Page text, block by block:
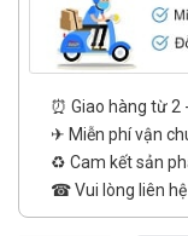
⏰ Giao hàng từ 2
✈ Miễn phí vận
♻️ Cam kết sản
☎ Vui lòng liên